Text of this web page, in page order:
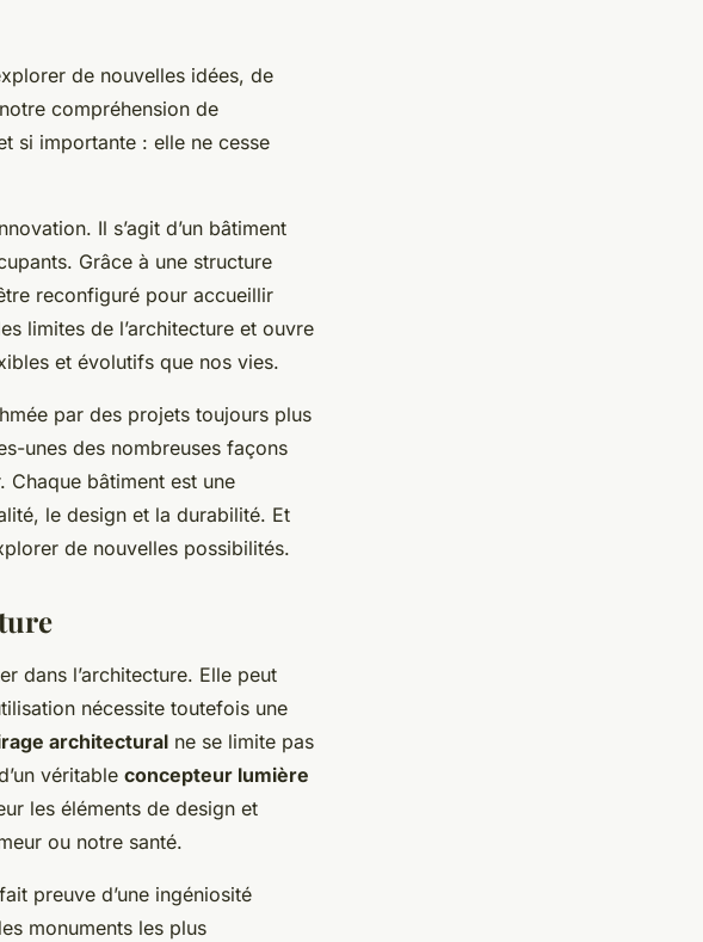
de nouvelles idées, de
compréhension de
si importante : elle ne cesse
Il s’agit d’un bâtiment
Grâce à une structure
reconfiguré pour accueillir
limites de l’architecture et ouvre
et évolutifs que nos vies.
par des projets toujours plus
unes des nombreuses façons
bâtiment est une
le design et la durabilité. Et
de nouvelles possibilités.
dans l’architecture. Elle peut
nécessite toutefois une
architectural ne se limite pas
véritable concepteur lumière
les éléments de design et
ou notre santé.
preuve d’une ingéniosité
monuments les plus